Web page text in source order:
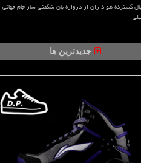
گسترده هواداران از دروازه بان شگفتی ساز جام جهانی
جدیدترین ها